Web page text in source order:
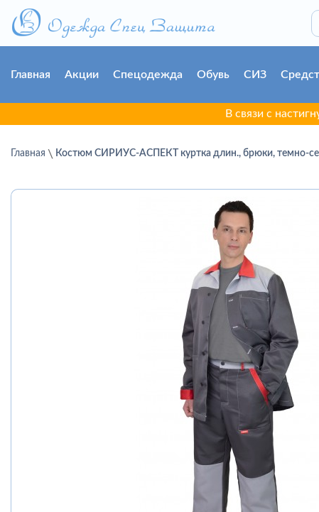
Главная Акции Спецодежда Обувь СИЗ
В связи с настигнувшей
Главная Костюм СИРИУС-АСПЕКТ куртка длин., брюки, темно-